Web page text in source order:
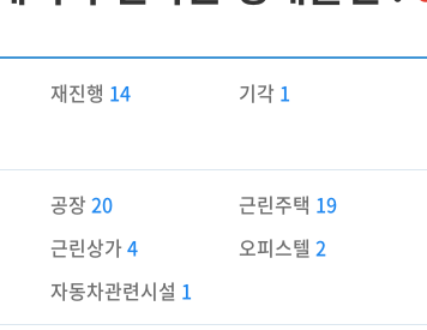
재진행 14 기각 1
공장20 근린주택 19
근린상가4 오피스텔2
자동차관련시설 1